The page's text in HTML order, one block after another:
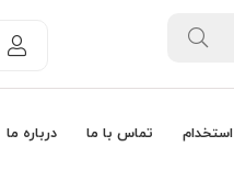
استخدام تماس با ما درباره ما